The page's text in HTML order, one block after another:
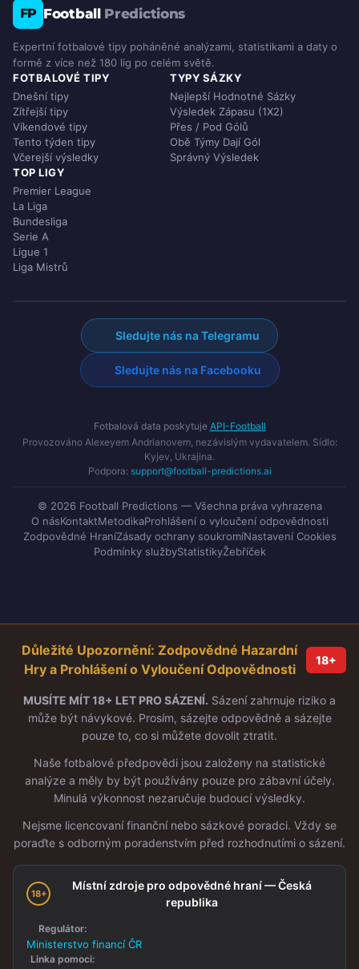
FP Football Predictions
Expertní fotbalové tipy poháněné analýzami, statistikami a daty o
formě z více než 180 lig po celém světě.
FOTBALOVÉ TIPY
Dnešní tipy
Zítřejší tipy
Víkendové tipy
Tento týden tipy
Včerejší výsledky
TYPY SÁZKY
Nejlepší Hodnotné Sázky
Výsledek Zápasu (1X2)
Přes / Pod Gólů
Obě Týmy Dají Gól
Správný Výsledek
TOP LIGY
Premier League
La Liga
Bundesliga
Serie A
Ligue 1
Liga Mistrů
Sledujte nás na Telegramu
Sledujte nás na Facebooku
Fotbalová data poskytuje API-Football
Provozováno Alexeyem Andrianovem, nezávislým vydavatelem. Sídlo:
Kyjev, Ukrajina.
Podpora: support@football-predictions.ai
© 2026 Football Predictions — Všechna práva vyhrazena
O násKontaktMetodikaProhlášení o vyloučení odpovědnosti
Zodpovědné HraníZásady ochrany soukromíNastavení Cookies
Podmínky službyStatistikyŽebříček
Důležité Upozornění: Zodpovědné Hazardní
Hry a Prohlášení o Vyloučení Odpovědnosti
18+
MUSÍTE MÍT 18+ LET PRO SÁZENÍ. Sázení zahrnuje riziko a
může být návykové. Prosím, sázejte odpovědně a sázejte
pouze to, co si můžete dovolit ztratit.
Naše fotbalové předpovědi jsou založeny na statistické
analýze a měly by být používány pouze pro zábavní účely.
Minulá výkonnost nezaručuje budoucí výsledky.
Nejsme licencovaní finanční nebo sázkové poradci. Vždy se
poraďte s odborným poradenstvím před rozhodnutími o sázení.
18+
Místní zdroje pro odpovědné hraní — Česká
republika
Regulátor:
Ministerstvo financí ČR
Linka pomoci: